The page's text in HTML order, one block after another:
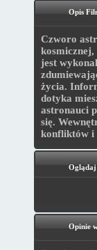
Opis
Czworo
kosmicznej,
jest
życia.
dotyka
astronauci
się.
konfliktów i
Opinie